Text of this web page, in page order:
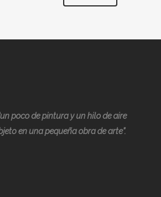
un poco de pintura y un hilo de aire
en una pequeña obra de arte”.